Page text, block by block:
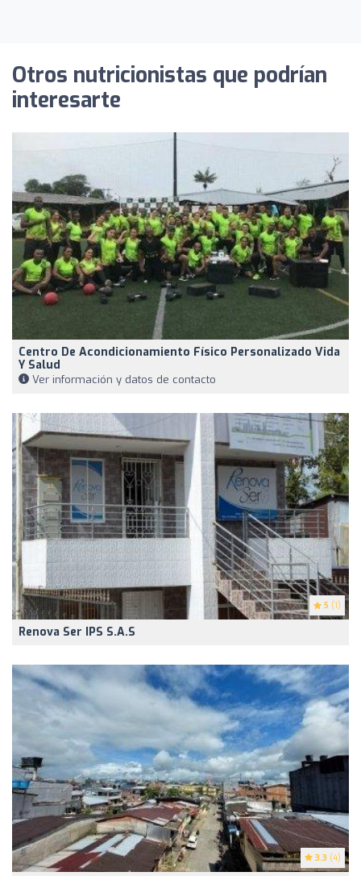
Otros nutricionistas que podrían
interesarte
Centro De Acondicionamiento Físico Personalizado Vida
Y Salud
Ver información y datos de contacto
5 (1)
Renova Ser IPS S.A.S
3.3 (4)